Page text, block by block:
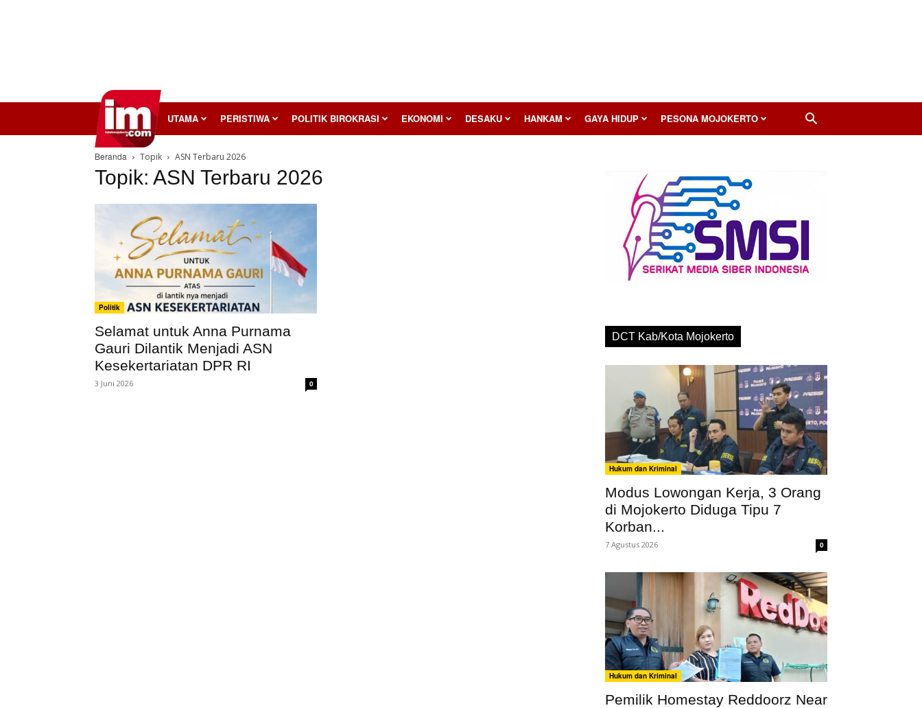
InilahMojokerto UTAMA PERISTIWA POLITIK BIROKRASI EKONOMI DESAKU HANKAM GAYA HIDUP PESONA MOJOKERTO
Beranda Topik ASN Terbaru 2026
Topik: ASN Terbaru 2026
Politik
Selamat untuk Anna Purnama
Gauri Dilantik Menjadi ASN
Kesekertariatan DPR RI
3 Juni 2026 0
DCT Kab/Kota Mojokerto
Hukum dan Kriminal
Modus Lowongan Kerja, 3 Orang
di Mojokerto Diduga Tipu 7
Korban...
7 Agustus 2026 0
Hukum dan Kriminal
Pemilik Homestay Reddoorz Near